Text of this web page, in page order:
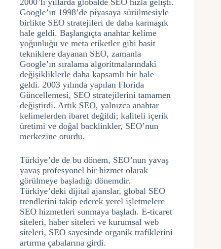
2000’li yıllarda globalde SEO hızla gelişti.
Google’ın 1998’de piyasaya sürülmesiyle
birlikte SEO stratejileri de daha karmaşık
hale geldi. Başlangıçta anahtar kelime
yoğunluğu ve meta etiketler gibi basit
tekniklere dayanan SEO, zamanla
Google’ın sıralama algoritmalarındaki
değişikliklerle daha kapsamlı bir hale
geldi. 2003 yılında yapılan Florida
Güncellemesi, SEO stratejilerini tamamen
değiştirdi. Artık SEO, yalnızca anahtar
kelimelerden ibaret değildi; kaliteli içerik
üretimi ve doğal backlinkler, SEO’nun
merkezine oturdu.
Türkiye’de de bu dönem, SEO’nun yavaş
yavaş profesyonel bir hizmet olarak
görülmeye başladığı dönemdir.
Türkiye’deki dijital ajanslar, global SEO
trendlerini takip ederek yerel işletmelere
SEO hizmetleri sunmaya başladı. E-ticaret
siteleri, haber siteleri ve kurumsal web
siteleri, SEO sayesinde organik trafiklerini
artırma çabalarına girdi.